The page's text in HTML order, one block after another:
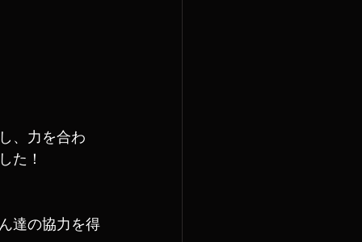
、力を合わ
た！
達の協力を得